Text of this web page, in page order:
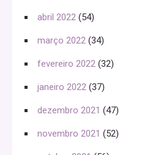
abril 2022 (54)
março 2022 (34)
fevereiro 2022 (32)
janeiro 2022 (37)
dezembro 2021 (47)
novembro 2021 (52)